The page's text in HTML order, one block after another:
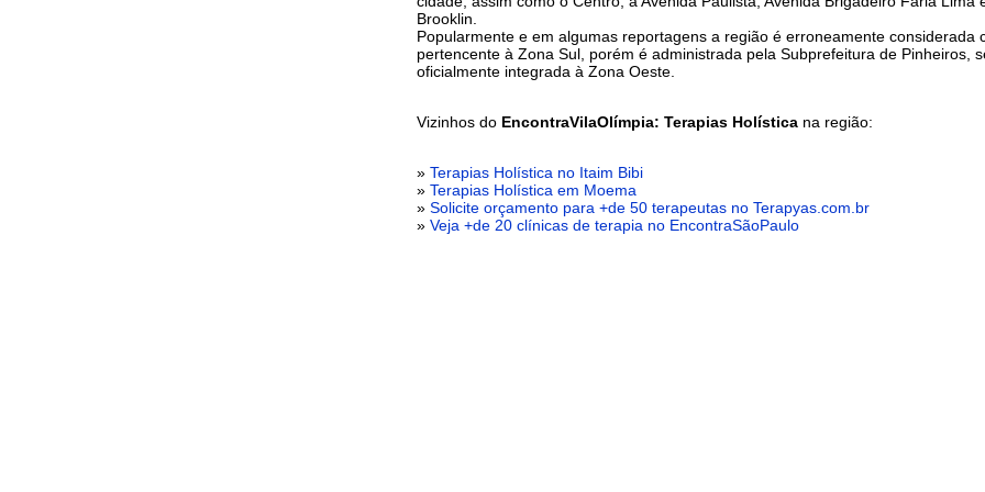
Brooklin.
Popularmente e em algumas reportagens a região é erroneamente considerada
pertencente à Zona Sul, porém é administrada pela Subprefeitura de Pinheiros,
oficialmente integrada à Zona Oeste.
Vizinhos do EncontraVilaOlímpia: Terapias Holística na região:
» Terapias Holística no Itaim Bibi
» Terapias Holística em Moema
» Solicite orçamento para +de 50 terapeutas no Terapyas.com.br
» Veja +de 20 clínicas de terapia no EncontraSãoPaulo